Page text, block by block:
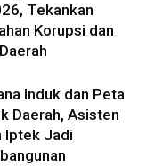
Tekankan
Korupsi dan
Induk dan Peta
Daerah, Asisten
Iptek Jadi